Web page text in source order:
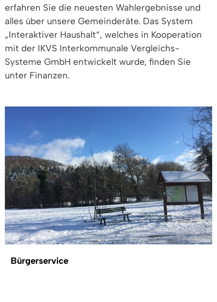
erfahren Sie die neuesten Wahlergebnisse und
alles über unsere Gemeinderäte. Das System
„Interaktiver Haushalt“, welches in Kooperation
mit der IKVS Interkommunale Vergleichs-
Systeme GmbH entwickelt wurde, finden Sie
unter Finanzen.
Bürgerservice